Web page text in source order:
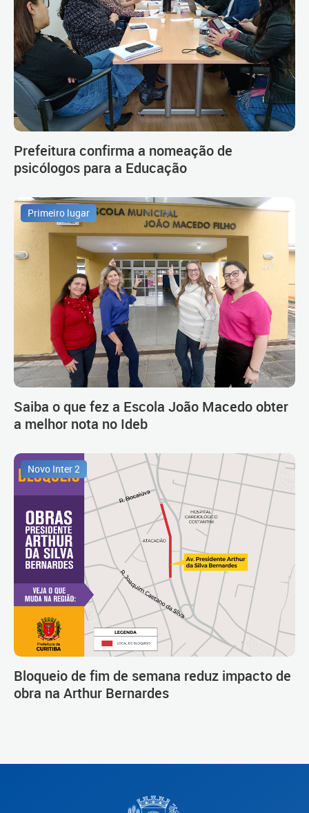
Prefeitura confirma a nomeação de
psicólogos para a Educação
Primeiro lugar
Saiba o que fez a Escola João Macedo obter
a melhor nota no Ideb
Novo Inter 2
Bloqueio de fim de semana reduz impacto de
obra na Arthur Bernardes